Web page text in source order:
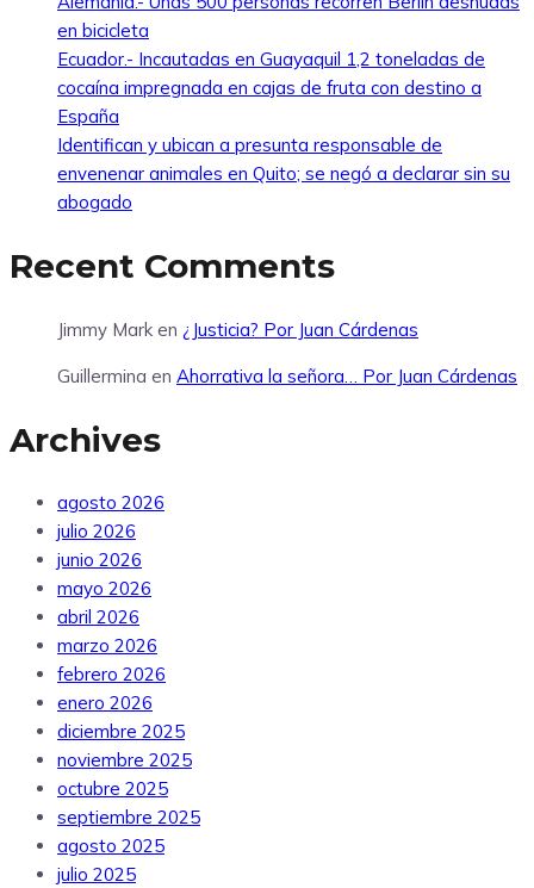
en bicicleta
Ecuador.- Incautadas en Guayaquil 1,2 toneladas de
cocaína impregnada en cajas de fruta con destino a
España
Identifican y ubican a presunta responsable de
envenenar animales en Quito; se negó a declarar sin su
abogado
Recent Comments
Jimmy Mark en ¿Justicia? Por Juan Cárdenas
Guillermina en Ahorrativa la señora… Por Juan Cárdenas
Archives
agosto 2026
julio 2026
junio 2026
mayo 2026
abril 2026
marzo 2026
febrero 2026
enero 2026
diciembre 2025
noviembre 2025
octubre 2025
septiembre 2025
agosto 2025
julio 2025